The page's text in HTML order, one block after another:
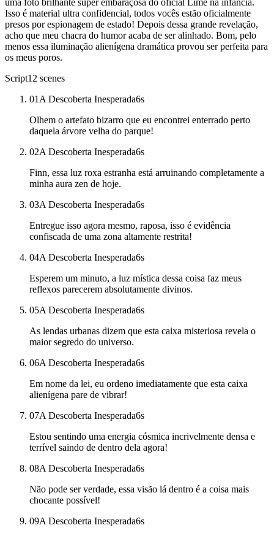
uma foto brilhante super embaraçosa do oficial Lime na infância.
Isso é material ultra confidencial, todos vocês estão oficialmente
presos por espionagem de estado! Depois dessa grande revelação,
acho que meu chacra do humor acaba de ser alinhado. Bom, pelo
menos essa iluminação alienígena dramática provou ser perfeita para
os meus poros.
Script12 scenes
01 A Descoberta Inesperada6s
Olhem o artefato bizarro que eu encontrei enterrado perto
daquela árvore velha do parque!
02A Descoberta Inesperada6s
Finn, essa luz roxa estranha está arruinando completamente a
minha aura zen de hoje.
03A Descoberta Inesperada6s
Entregue isso agora mesmo, raposa, isso é evidência
confiscada de uma zona altamente restrita!
04A Descoberta Inesperada6s
Esperem um minuto, a luz mística dessa coisa faz meus
reflexos parecerem absolutamente divinos.
05A Descoberta Inesperada6s
As lendas urbanas dizem que esta caixa misteriosa revela o
maior segredo do universo.
06A Descoberta Inesperada6s
Em nome da lei, eu ordeno imediatamente que esta caixa
alienígena pare de vibrar!
07A Descoberta Inesperada6s
Estou sentindo uma energia cósmica incrivelmente densa e
terrível saindo de dentro dela agora!
08A Descoberta Inesperada6s
Não pode ser verdade, essa visão lá dentro é a coisa mais
chocante possível!
09A Descoberta Inesperada6s